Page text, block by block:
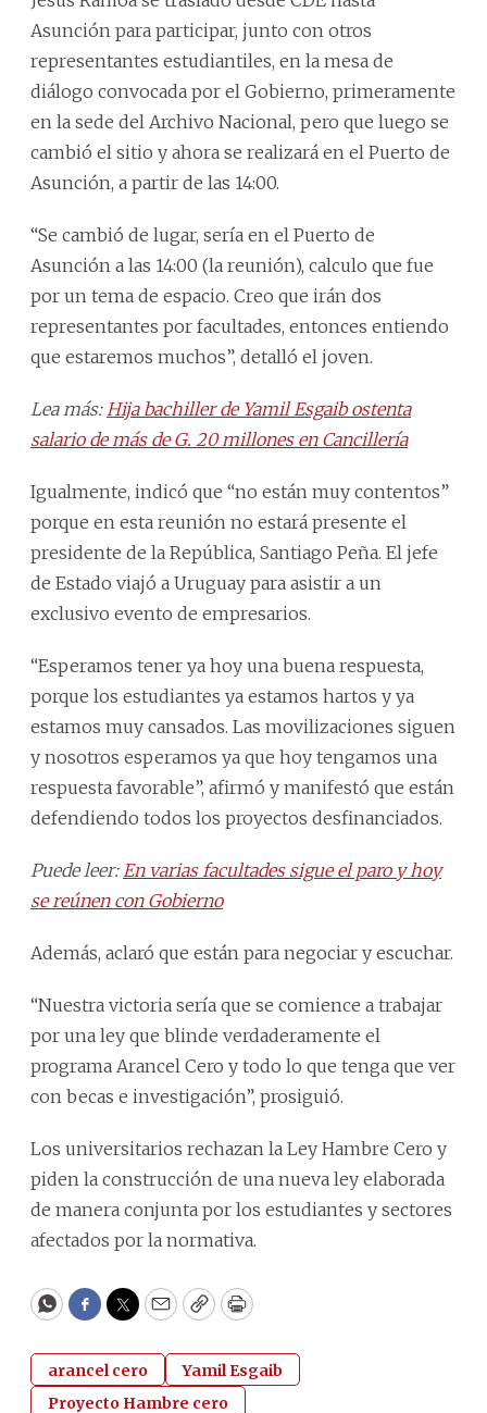
Asunción para participar, junto con otros
representantes estudiantiles, en la mesa de
diálogo convocada por el Gobierno, primeramente
en la sede del Archivo Nacional, pero que luego se
cambió el sitio y ahora se realizará en el Puerto de
Asunción, a partir de las 14:00.
“Se cambió de lugar, sería en el Puerto de
Asunción a las 14:00 (la reunión), calculo que fue
por un tema de espacio. Creo que irán dos
representantes por facultades, entonces entiendo
que estaremos muchos”, detalló el joven.
Lea más: Hija bachiller de Yamil Esgaib ostenta
salario de más de G. 20 millones en Cancillería
Igualmente, indicó que “no están muy contentos”
porque en esta reunión no estará presente el
presidente de la República, Santiago Peña. El jefe
de Estado viajó a Uruguay para asistir a un
exclusivo evento de empresarios.
“Esperamos tener ya hoy una buena respuesta,
porque los estudiantes ya estamos hartos y ya
estamos muy cansados. Las movilizaciones siguen
y nosotros esperamos ya que hoy tengamos una
respuesta favorable”, afirmó y manifestó que están
defendiendo todos los proyectos desfinanciados.
Puede leer: En varias facultades sigue el paro y hoy
se reúnen con Gobierno
Además, aclaró que están para negociar y escuchar.
“Nuestra victoria sería que se comience a trabajar
por una ley que blinde verdaderamente el
programa Arancel Cero y todo lo que tenga que ver
con becas e investigación”, prosiguió.
Los universitarios rechazan la Ley Hambre Cero y
piden la construcción de una nueva ley elaborada
de manera conjunta por los estudiantes y sectores
afectados por la normativa.
WhatsApp
Facebook
Twitter
EmailCopyPrint
arancel cero
Yamil Esgaib
Proyecto Hambre cero